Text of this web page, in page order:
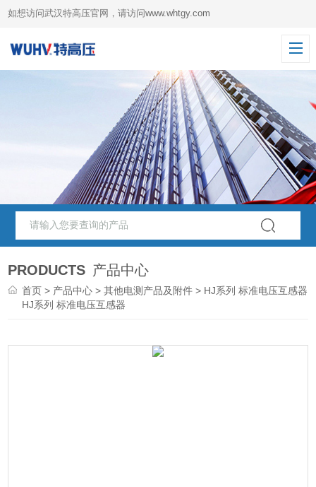
如想访问武汉特高压官网，请访问www.whtgy.com
PRODUCTS 产品中心
首页 > 产品中心 >其他电测产品及附件 > HJ系列 标准电压互感器
HJ系列 标准电压互感器